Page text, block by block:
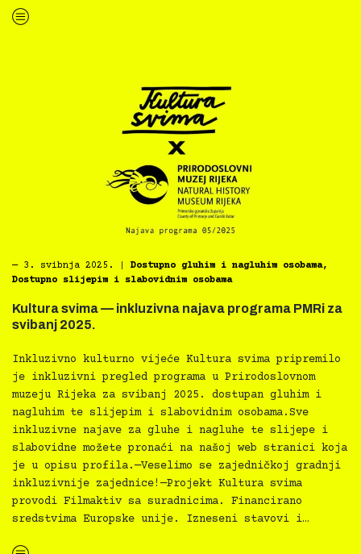
“Kultura svima — inkluzivna najava programa HKD na Sušaku za svibanj 2025.”
― 3. svibnja 2025. Dostupno gluhim i nagluhim osobama,
Dostupno slijepim i slabovidnim osobama
Kultura svima — inkluzivna najava programa PMRi za
svibanj 2025.
Inkluzivno kulturno vijeće Kultura svima pripremilo
je inkluzivni pregled programa u Prirodoslovnom
muzeju Rijeka za svibanj 2025. dostupan gluhim i
nagluhim te slijepim i slabovidnim osobama.Sve
inkluzivne najave za gluhe i nagluhe te slijepe i
slabovidne možete pronaći na našoj web stranici koja
je u opisu profila.—Veselimo se zajedničkoj gradnji
inkluzivnije zajednice!—Projekt Kultura svima
provodi Filmaktiv sa suradnicima. Financirano
sredstvima Europske unije. Izneseni stavovi i…